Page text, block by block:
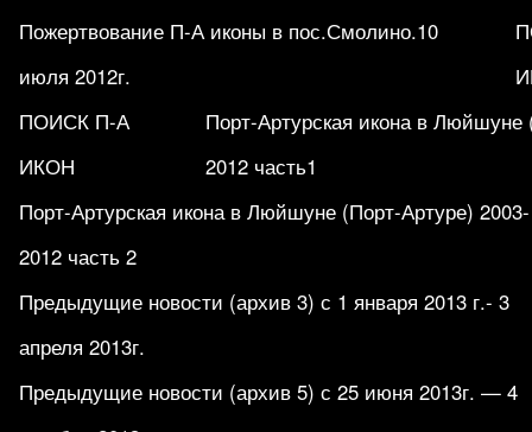
Пожертвование П-А иконы в пос.Смолино.10
июля 2012г.
ПОИСК П-А
ИКОН
Порт-Артурская икона в Люйшуне
2012 часть1
Порт-Артурская икона в Люйшуне (Порт-Артуре) 2003-
2012 часть 2
Предыдущие новости (архив 3) с 1 января 2013 г.- 3
апреля 2013г.
Предыдущие новости (архив 5) с 25 июня 2013г. — 4